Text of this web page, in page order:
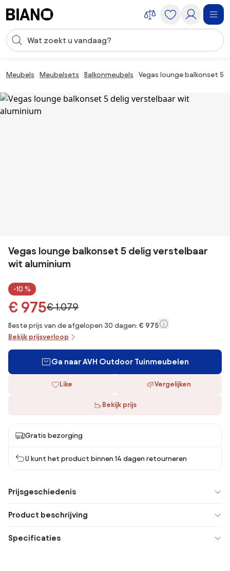
Zoekopdracht invoeren
Meubels Meubelsets Balkonmeubels Vegas lounge balkonset 5
Vegas lounge balkonset 5 delig verstelbaar
wit aluminium
-10 %
€ 975€ 1.079
Beste prijs van de afgelopen 30 dagen: € 975
Bekijk prijsverloop
Ga naar AVH Outdoor Tuinmeubelen
Like Vergelijken
Bekijk prijs
Gratis bezorging
U kunt het product binnen 14 dagen retourneren
Prijsgeschiedenis
Product beschrijving
Specificaties